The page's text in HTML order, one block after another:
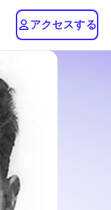
アクセスする